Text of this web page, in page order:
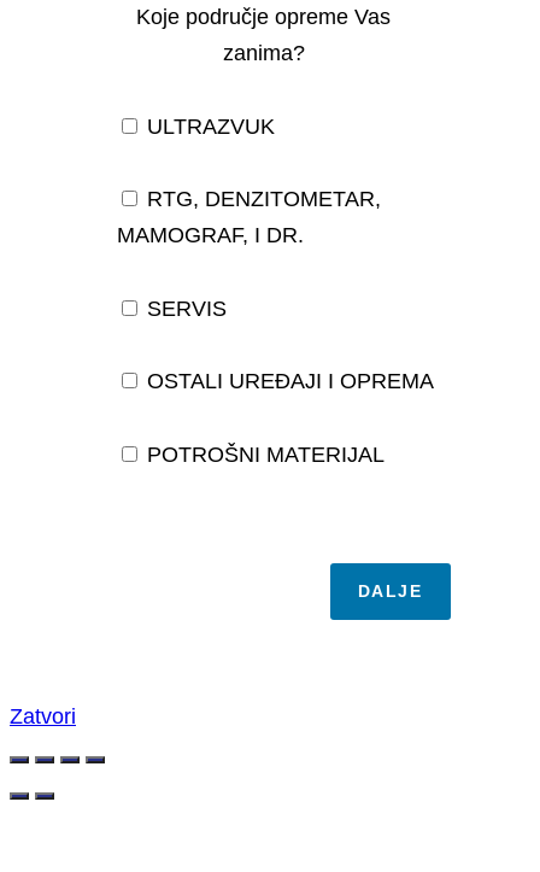
Koje područje opreme Vas
zanima?
ULTRAZVUK
RTG, DENZITOMETAR,
MAMOGRAF, I DR.
SERVIS
OSTALI UREĐAJI I OPREMA
POTROŠNI MATERIJAL
DALJE
Zatvori